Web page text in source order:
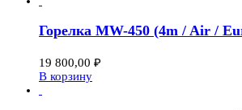
Горелка MW-450 (4m / Air /
19 800,00 ₽
В корзину